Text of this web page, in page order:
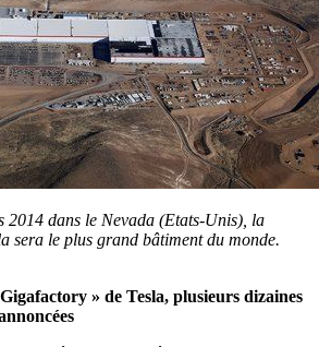
2014 dans le Nevada (Etats-Unis), la
sera le plus grand bâtiment du monde.
» de Tesla, plusieurs dizaines